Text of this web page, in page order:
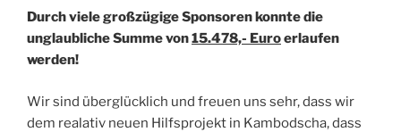
Durch viele großzügige Sponsoren konnte die
unglaubliche Summe von15.478,- Euroerlaufen
werden!
Wir sind überglücklich und freuen uns sehr, dass wir
dem realativ neuen Hilfsprojekt in Kambodscha, dass